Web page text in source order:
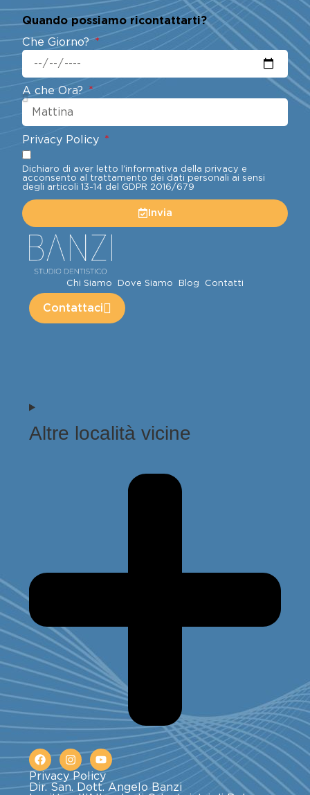
Quando possiamo ricontattarti?
Che Giorno?
A che Ora?
Privacy Policy
Dichiaro di aver letto l'informativa della privacy e
acconsento al trattamento dei dati personali ai sensi
degli articoli 13-14 del GDPR 2016/679
Invia
Chi Siamo Dove Siamo Blog Contatti
Contattaci
Altre località vicine
Privacy Policy
Dir. San. Dott. Angelo Banzi